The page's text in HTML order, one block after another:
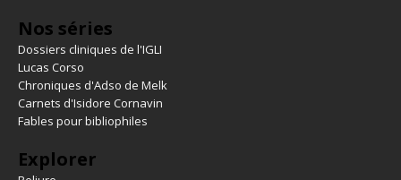
Nos séries
Dossiers cliniques de l'IGLI
Lucas Corso
Chroniques d'Adso de Melk
Carnets d'Isidore Cornavin
Fables pour bibliophiles
Explorer